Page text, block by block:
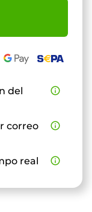
del
info_outline
correo
info_outline
real info_outline